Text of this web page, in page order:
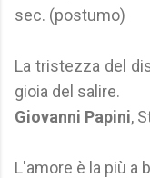
sec. (postumo)
La tristezza del
gioia del salire.
Giovanni Papini,
L'amore è la più a